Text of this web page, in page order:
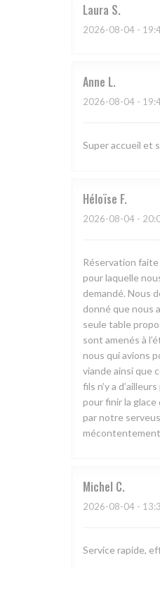
Laura S
2026-08-04 -
Anne L
2026-08-04 -
Super accueil et
Héloïse F
2026-08-04 -
Réservation
pour laquelle
demandé. Nous
donné que nous
seule table
sont amenés à
nous qui avions
viande ainsi que
fils n’y a
pour finir la
par notre
Michel C
2026-08-04 -
Service rapide,